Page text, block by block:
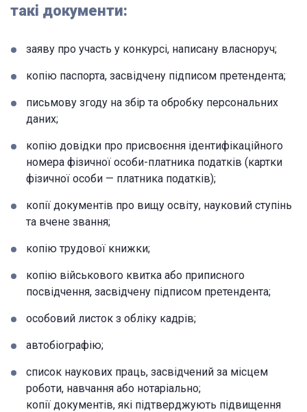
такі документи:
заяву про участь у конкурсі, написану власноруч;
копію паспорта, засвідчену підписом претендента;
письмову згоду на збір та обробку персональних
даних;
копію довідки про присвоєння ідентифікаційного
номера фізичної особи-платника податків (картки
фізичної особи — платника податків);
копії документів про вищу освіту, науковий ступінь
та вчене звання;
копію трудової книжки;
копію військового квитка або приписного
посвідчення, засвідчену підписом претендента;
особовий листок з обліку кадрів;
автобіографію;
список наукових праць, засвідчений за місцем
роботи, навчання або нотаріально;
копії документів, які підтверджують підвищення